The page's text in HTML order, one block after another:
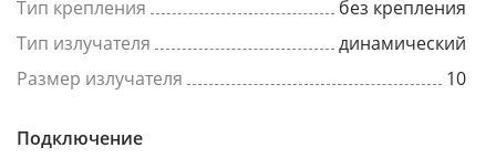
Тип крепления
без крепления
Тип излучателя
динамический
Размер излучателя
10
Подключение